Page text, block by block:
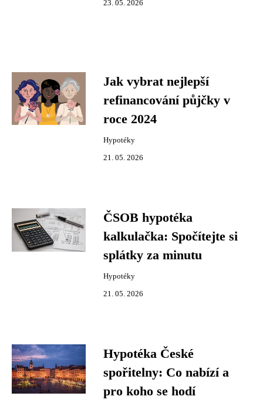
23. 05. 2026
Jak vybrat nejlepší
refinancování půjčky v
roce 2024
Hypotéky
21. 05. 2026
ČSOB hypotéka
kalkulačka: Spočítejte si
splátky za minutu
Hypotéky
21. 05. 2026
Hypotéka České
spořitelny: Co nabízí a
pro koho se hodí